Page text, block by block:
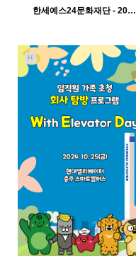
716
02-11
인바이트미
한세예스24문화재단 - 20…
H